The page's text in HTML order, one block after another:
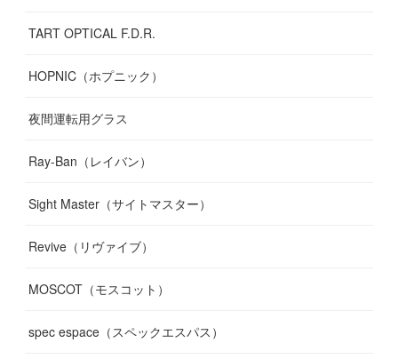
TART OPTICAL F.D.R.
HOPNIC（ホプニック）
夜間運転用グラス
Ray-Ban（レイバン）
Sight Master（サイトマスター）
Revive（リヴァイブ）
MOSCOT（モスコット）
spec espace（スペックエスパス）